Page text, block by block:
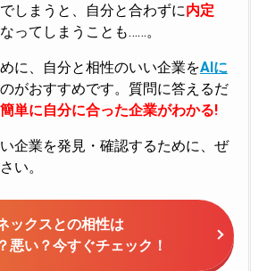
しまうと、自分と合わずに内定
ってしまうことも……。
に、自分と相性のいい企業をAIに
のがおすすめです。質問に答えるだ
単に自分に合った企業がわかる!
企業を発見・確認するために、ぜ
い。
ックスとの相性は
悪い？今すぐチェック！